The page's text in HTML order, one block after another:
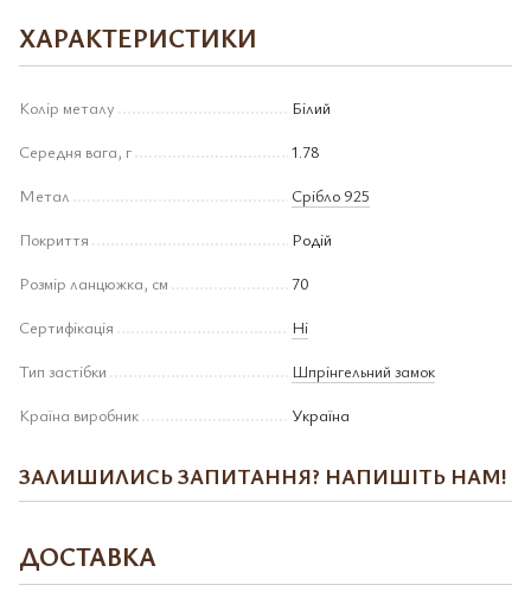
ХАРАКТЕРИСТИКИ
Колір металу
Білий
Середня вага, г
1.78
Метал
Срібло 925
Покриття
Родій
Розмір ланцюжка, см
70
Сертифікація
Ні
Тип застібки
Шпрінгельний замок
Країна виробник
Україна
ЗАЛИШИЛИСЬ ЗАПИТАННЯ? НАПИШІТЬ НАМ!
ДОСТАВКА